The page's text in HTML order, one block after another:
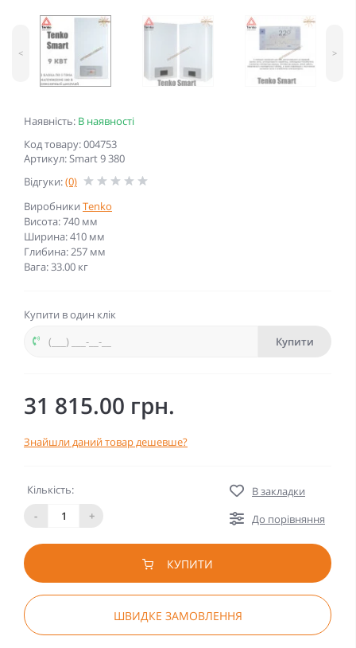
Наявність: В наявності
Код товару: 004753
Артикул: Smart 9 380
Відгуки:(0)
Виробники Tenko
Висота: 740 мм
Ширина: 410 мм
Глибина: 257 мм
Вага: 33.00 кг
< >
Купити в один клік
Купити
31 815.00 грн.
Знайшли даний товар дешевше?
Кількість:
-
+
В закладки
До порівняння
КУПИТИ
ШВИДКЕ ЗАМОВЛЕННЯ